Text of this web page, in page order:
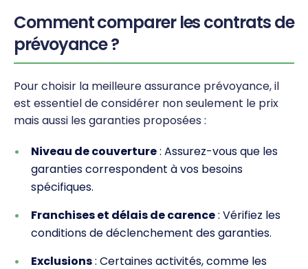
Comment comparer les contrats de
prévoyance ?
Pour choisir la meilleure assurance prévoyance, il
est essentiel de considérer non seulement le prix
mais aussi les garanties proposées :
Niveau de couverture: Assurez-vous que les
garanties correspondent à vos besoins
spécifiques.
Franchises et délais de carence: Vérifiez les
conditions de déclenchement des garanties.
Exclusions: Certaines activités, comme les